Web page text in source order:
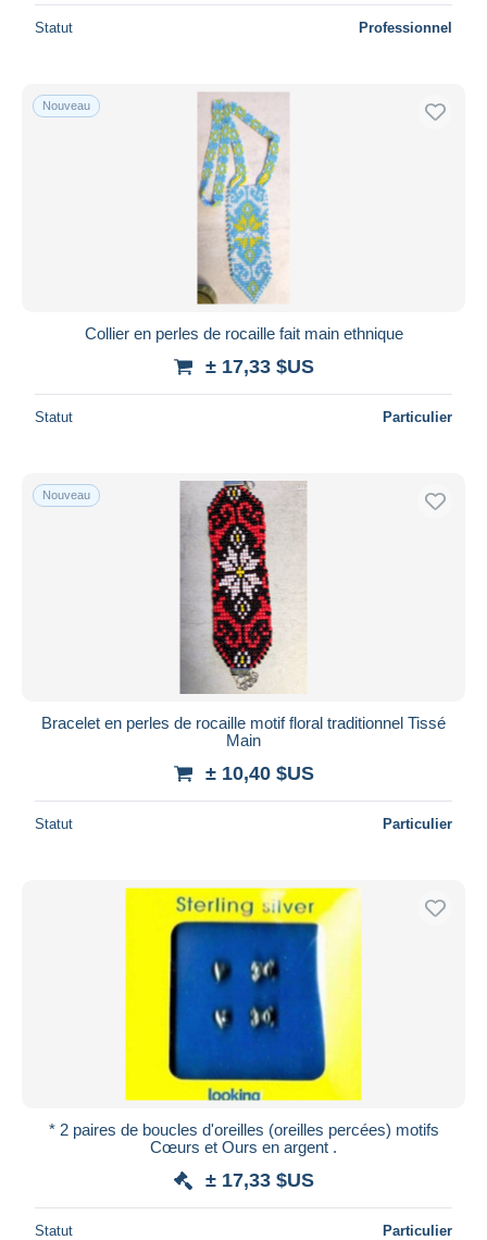
Statut Professionnel
Nouveau
Collier en perles de rocaille fait main ethnique
± 17,33 $US
Statut Particulier
Nouveau
Bracelet en perles de rocaille motif floral traditionnel Tissé
Main
± 10,40 $US
Statut Particulier
* 2 paires de boucles d'oreilles (oreilles percées) motifs
Cœurs et Ours en argent .
± 17,33 $US
Statut Particulier